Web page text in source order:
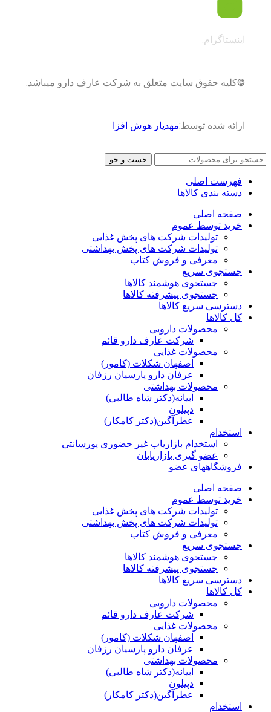
اینستاگرام:
©کلیه حقوق سایت متعلق به شرکت عارف دارو میباشد.
ارائه شده توسط:مهدیار هوش افزا
جست و جو
فهرست اصلی
دسته بندی کالاها
صفحه اصلی
خرید توسط عموم
تولیدات شرکت های پخش غذایی
تولیدات شرکت های پخش بهداشتی
معرفی و فروش کتاب
جستجوی سریع
جستجوی هوشمند کالاها
جستجوی پیشرفته کالاها
دسترسی سریع کالاها
کل کالاها
محصولات دارویی
شرکت عارف دارو قائم
محصولات غذایی
اصفهان شکلات (کامور)
عرفان دارو پارسیان رزفان
محصولات بهداشتی
ابیانه(دکتر شاه طالبی)
دپیلون
عطرآگین(دکتر کامکار)
استخدام
استخدام بازاریاب غیر حضوری پورسانتی
عضو گیری بازاریابان
فروشگاههای عضو
صفحه اصلی
خرید توسط عموم
تولیدات شرکت های پخش غذایی
تولیدات شرکت های پخش بهداشتی
معرفی و فروش کتاب
جستجوی سریع
جستجوی هوشمند کالاها
جستجوی پیشرفته کالاها
دسترسی سریع کالاها
کل کالاها
محصولات دارویی
شرکت عارف دارو قائم
محصولات غذایی
اصفهان شکلات (کامور)
عرفان دارو پارسیان رزفان
محصولات بهداشتی
ابیانه(دکتر شاه طالبی)
دپیلون
عطرآگین(دکتر کامکار)
استخدام